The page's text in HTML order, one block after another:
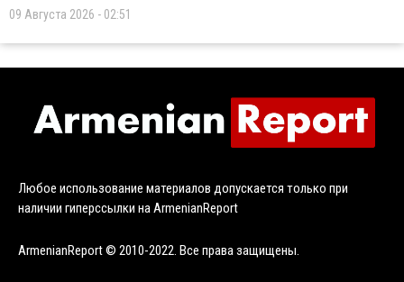
09 Августа 2026 - 02:51
Любое использование материалов допускается только при
наличии гиперссылки на ArmenianReport
ArmenianReport © 2010-2022. Все права защищены.